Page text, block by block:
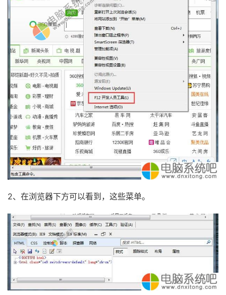
2、在浏览器下方可以看到，这些菜单。